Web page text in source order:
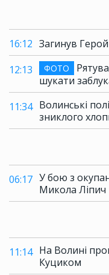
16:12 Загинув
12:13
ФОТО
шукати
11:34 Волинські
зниклого
06:17 У бою з
Микола Ліпич
11:14 На Волині
Куциком